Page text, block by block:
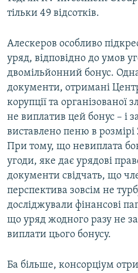
тільки 49 відсотків.
Алескеров особливо
уряд, відповідно до умов
двомільйонний бонус.
документи, отримані
корупції та організованої
не виплатив цей бонус – і
виставлено пеню в розмірі
При тому, що невиплата
угоди, яке дає урядові
документи свідчать, що
перспектива зовсім не
досліджували фінансові
що уряд жодного разу не
виплати цього бонусу.
Ба більше, консорціум